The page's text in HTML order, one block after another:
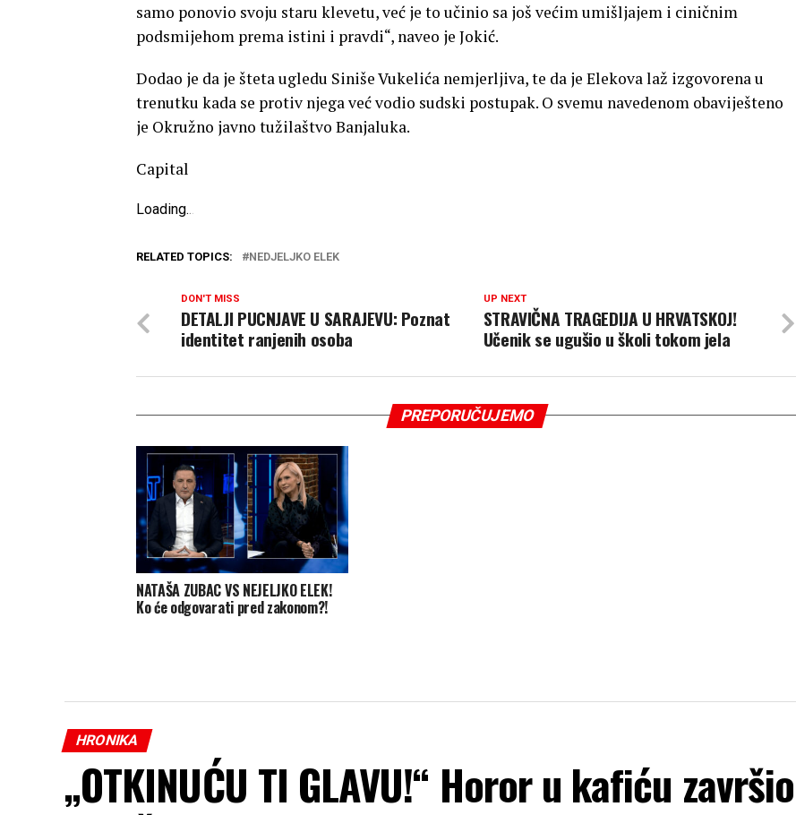
samo ponovio svoju staru klevetu, već je to učinio sa još većim umišljajem i ciničnim
podsmijehom prema istini i pravdi“, naveo je Jokić.
Dodao je da je šteta ugledu Siniše Vukelića nemjerljiva, te da je Elekova laž izgovorena u
trenutku kada se protiv njega već vodio sudski postupak. O svemu navedenom obaviješteno
je Okružno javno tužilaštvo Banjaluka.
Capital
Loading.
RELATED TOPICS: NEDJELJKO ELEK
UP NEXT
STRAVIČNA TRAGEDIJA U HRVATSKOJ!
Učenik se ugušio u školi tokom jela
DON'T MISS
DETALJI PUCNJAVE U SARAJEVU: Poznat
identitet ranjenih osoba
PREPORUČUJEMO
NATAŠA ZUBAC VS NEJELJKO ELEK!
Ko će odgovarati pred zakonom?!
HRONIKA
„OTKINUĆU TI GLAVU!“ Horor u kafiću završio